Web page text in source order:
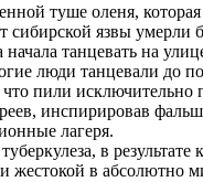
туше оленя, которая
язвы умерли
танцевать на
люди танцевали до
пили исключительно
инспирировав
лагеря.
в
в абсолютно